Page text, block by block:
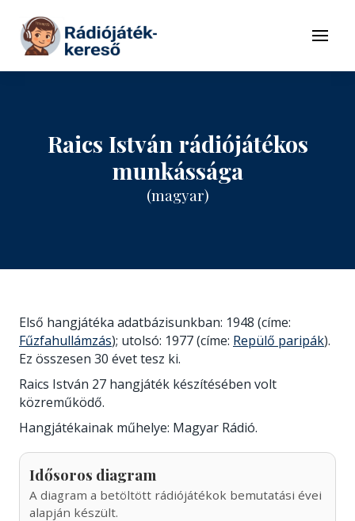
Tovább a tartalomhoz
Menü
Raics István rádiójátékos
munkássága
(magyar)
Első hangjátéka adatbázisunkban: 1948 (címe:
Fűzfahullámzás); utolsó: 1977 (címe: Repülő paripák).
Ez összesen 30 évet tesz ki.
Raics István 27 hangjáték készítésében volt
közreműködő.
Hangjátékainak műhelye: Magyar Rádió.
Idősoros diagram
A diagram a betöltött rádiójátékok bemutatási évei
alapján készült.